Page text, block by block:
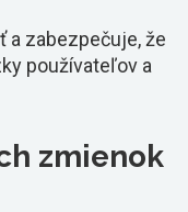
zabezpečuje, že
používateľov a
zmienok